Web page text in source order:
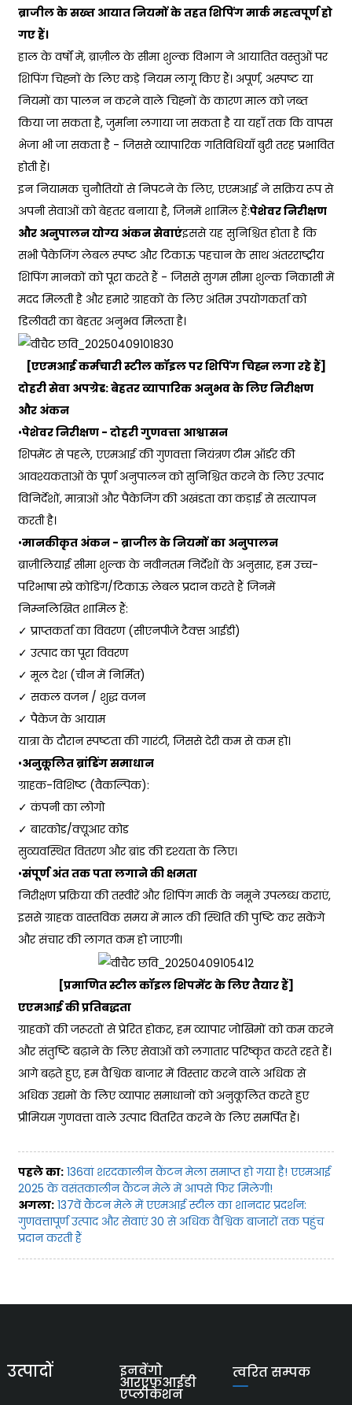
ब्राजील के सख्त आयात नियमों के तहत शिपिंग मार्क महत्वपूर्ण हो
गए हैं।
हाल के वर्षों में, ब्राज़ील के सीमा शुल्क विभाग ने आयातित वस्तुओं पर
शिपिंग चिह्नों के लिए कड़े नियम लागू किए हैं। अपूर्ण, अस्पष्ट या
नियमों का पालन न करने वाले चिह्नों के कारण माल को ज़ब्त
किया जा सकता है, जुर्माना लगाया जा सकता है या यहाँ तक कि वापस
भेजा भी जा सकता है - जिससे व्यापारिक गतिविधियाँ बुरी तरह प्रभावित
होती हैं।
इन नियामक चुनौतियों से निपटने के लिए, एएमआई ने सक्रिय रूप से
अपनी सेवाओं को बेहतर बनाया है, जिनमें शामिल हैं:पेशेवर निरीक्षण
और अनुपालन योग्य अंकन सेवाएंइससे यह सुनिश्चित होता है कि
सभी पैकेजिंग लेबल स्पष्ट और टिकाऊ पहचान के साथ अंतरराष्ट्रीय
शिपिंग मानकों को पूरा करते हैं - जिससे सुगम सीमा शुल्क निकासी में
मदद मिलती है और हमारे ग्राहकों के लिए अंतिम उपयोगकर्ता को
डिलीवरी का बेहतर अनुभव मिलता है।
[एएमआई कर्मचारी स्टील कॉइल पर शिपिंग चिह्न लगा रहे हैं]
दोहरी सेवा अपग्रेड: बेहतर व्यापारिक अनुभव के लिए निरीक्षण
और अंकन
•पेशेवर निरीक्षण - दोहरी गुणवत्ता आश्वासन
शिपमेंट से पहले, एएमआई की गुणवत्ता नियंत्रण टीम ऑर्डर की
आवश्यकताओं के पूर्ण अनुपालन को सुनिश्चित करने के लिए उत्पाद
विनिर्देशों, मात्राओं और पैकेजिंग की अखंडता का कड़ाई से सत्यापन
करती है।
•मानकीकृत अंकन - ब्राजील के नियमों का अनुपालन
ब्राज़ीलियाई सीमा शुल्क के नवीनतम निर्देशों के अनुसार, हम उच्च-
परिभाषा स्प्रे कोडिंग/टिकाऊ लेबल प्रदान करते हैं जिनमें
निम्नलिखित शामिल हैं:
✓ प्राप्तकर्ता का विवरण (सीएनपीजे टैक्स आईडी)
✓ उत्पाद का पूरा विवरण
✓ मूल देश (चीन में निर्मित)
✓ सकल वजन / शुद्ध वजन
✓ पैकेज के आयाम
यात्रा के दौरान स्पष्टता की गारंटी, जिससे देरी कम से कम हो।
•अनुकूलित ब्रांडिंग समाधान
ग्राहक-विशिष्ट (वैकल्पिक):
✓ कंपनी का लोगो
✓ बारकोड/क्यूआर कोड
सुव्यवस्थित वितरण और ब्रांड की दृश्यता के लिए।
•संपूर्ण अंत तक पता लगाने की क्षमता
निरीक्षण प्रक्रिया की तस्वीरें और शिपिंग मार्क के नमूने उपलब्ध कराएं,
इससे ग्राहक वास्तविक समय में माल की स्थिति की पुष्टि कर सकेंगे
और संचार की लागत कम हो जाएगी।
[प्रमाणित स्टील कॉइल शिपमेंट के लिए तैयार हैं]
एएमआई की प्रतिबद्धता
ग्राहकों की जरूरतों से प्रेरित होकर, हम व्यापार जोखिमों को कम करने
और संतुष्टि बढ़ाने के लिए सेवाओं को लगातार परिष्कृत करते रहते हैं।
आगे बढ़ते हुए, हम वैश्विक बाजार में विस्तार करने वाले अधिक से
अधिक उद्यमों के लिए व्यापार समाधानों को अनुकूलित करते हुए
प्रीमियम गुणवत्ता वाले उत्पाद वितरित करने के लिए समर्पित हैं।
पहले का: 136वां शरदकालीन कैंटन मेला समाप्त हो गया है! एएमआई
2025 के वसंतकालीन कैंटन मेले में आपसे फिर मिलेगी!
अगला: 137वें कैंटन मेले में एएमआई स्टील का शानदार प्रदर्शन:
गुणवत्तापूर्ण उत्पाद और सेवाएं 30 से अधिक वैश्विक बाजारों तक पहुंच
प्रदान करती हैं
उत्पादों इनवेंगो
आरएफआईडी
एप्लीकेशन
त्वरित सम्पक